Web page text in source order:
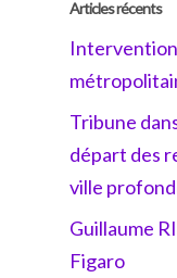
Articles récents
Tribune
départ des
ville
Guillaume
Figaro